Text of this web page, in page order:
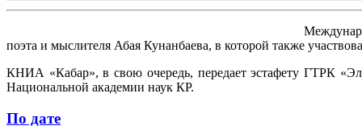
поэта и мыслителя Абая Кунанбаева, в которой также
КНИА «Кабар», в свою очередь, передает эстафету ГТРК
Национальной академии наук КР.
По дате